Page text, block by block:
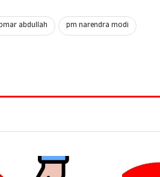
abdullah pm narendra modi